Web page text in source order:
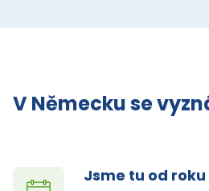
V Německu se
Jsme tu od roku